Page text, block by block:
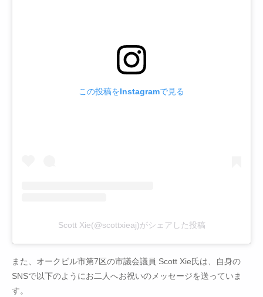
この投稿をInstagramで見る
Scott Xie(@scottxieaj)がシェアした投稿
また、オークビル市第7区の市議会議員 Scott Xie氏は、自身の
SNSで以下のようにお二人へお祝いのメッセージを送っていま
す。